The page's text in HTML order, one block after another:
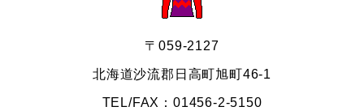
〒059-2127
北海道沙流郡日高町旭町46-1
TEL/FAX：01456-2-5150